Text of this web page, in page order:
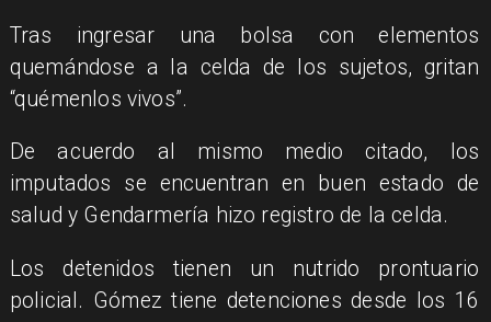
Tras ingresar una bolsa con elementos
quemándose a la celda de los sujetos, gritan
“quémenlos vivos”.
De acuerdo al mismo medio citado, los
imputados se encuentran en buen estado de
salud y Gendarmería hizo registro de la celda.
Los detenidos tienen un nutrido prontuario
policial. Gómez tiene detenciones desde los 16